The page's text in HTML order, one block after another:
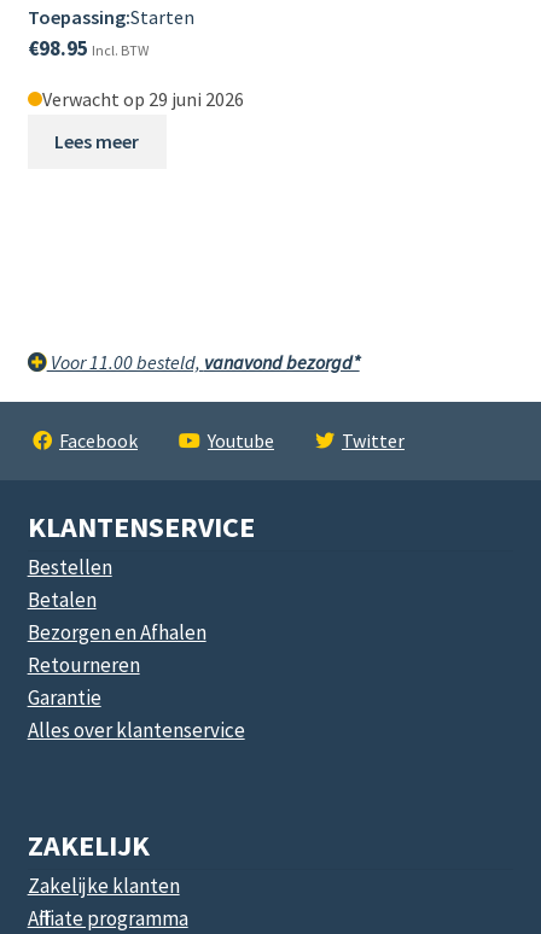
Toepassing:Starten
€98.95 Incl. BTW
Verwacht op 29 juni 2026
Lees meer
Voor 11.00 besteld, vanavond bezorgd*
Facebook Youtube Twitter
KLANTENSERVICE
Bestellen
Betalen
Bezorgen en Afhalen
Retourneren
Garantie
Alles over klantenservice
ZAKELIJK
Zakelijke klanten
Affiliate programma